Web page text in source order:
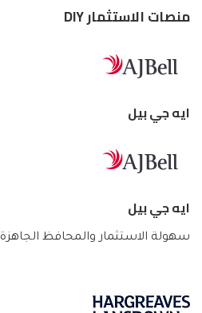
منصات الاستثمار DIY
ايه جي بيل
ايه جي بيل
سهولة الاستثمار والمحافظ الجاهزة